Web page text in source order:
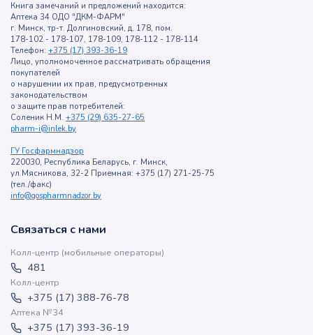
Книга замечаний и предложений находится:
Аптека 34 ОДО "ДКМ-ФАРМ"
г. Минск, тр-т. Долгиновский, д. 178, пом.
178-102 - 178-107, 178-109, 178-112 - 178-114
Телефон: +375 (17) 393-36-19
Лицо, уполномоченное рассматривать обращения
покупателей
о нарушении их прав, предусмотренных
законодательством
о защите прав потребителей:
Соленик Н.М. +375 (29) 635-27-65
pharm-i@inlek.by
ГУ Госфармнадзор
220030, Республика Беларусь, г. Минск,
ул.Мясникова, 32-2 Приемная: +375 (17) 271-25-75
(тел./факс)
info@gospharmnadzor.by
Связаться с нами
Колл-центр (мобильные операторы)
481
Колл-центр
+375 (17) 388-76-78
Аптека №34
+375 (17) 393-36-19